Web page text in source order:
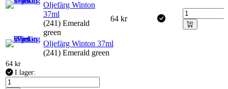
Oljefärg Winton
37ml
(241) Emerald
green
64 kr
Oljefärg Winton 37ml
(241) Emerald green
64 kr
I lager: